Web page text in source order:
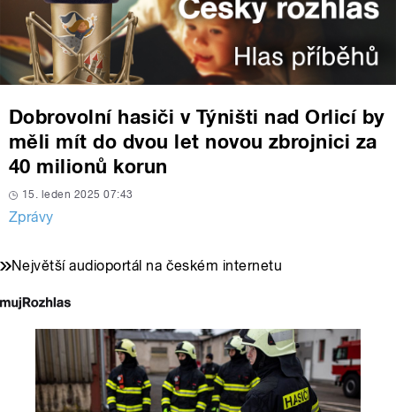
Dobrovolní hasiči v Týništi nad Orlicí by
měli mít do dvou let novou zbrojnici za
40 milionů korun
15. leden 2025 07:43
Zprávy
Největší audioportál na českém internetu